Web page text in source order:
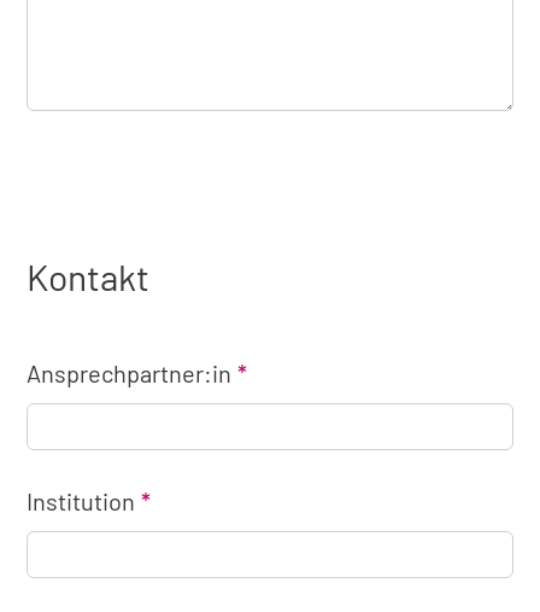
Kontakt
Ansprechpartner:in
Institution